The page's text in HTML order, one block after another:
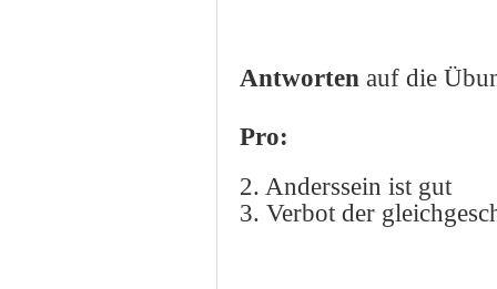
Antworten auf die
Pro:
2. Anderssein ist gut
3. Verbot der